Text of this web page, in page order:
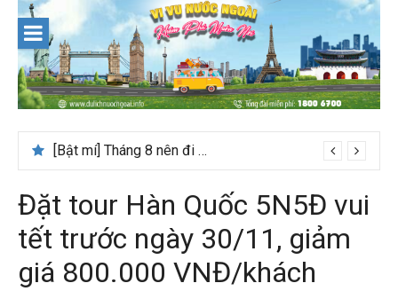
content
[Bật mí] Tháng 8 nên đi nước nào đẹp? Gợi ý 5+ tọa độ hot 2026
Đặt tour Hàn Quốc 5N5Đ vui
tết trước ngày 30/11, giảm
giá 800.000 VNĐ/khách